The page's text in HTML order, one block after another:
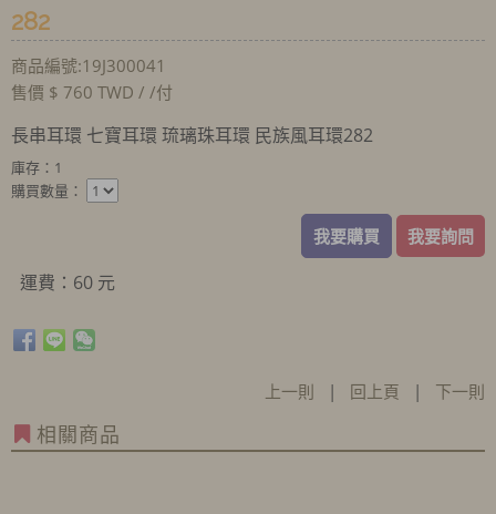
282
商品編號:19J300041
售價 $ 760 TWD / /付
長串耳環 七寶耳環 琉璃珠耳環 民族風耳環282
庫存：1
購買數量：
我要購買 我要詢問
運費：60 元
上一則 | 回上頁 | 下一則
相關商品